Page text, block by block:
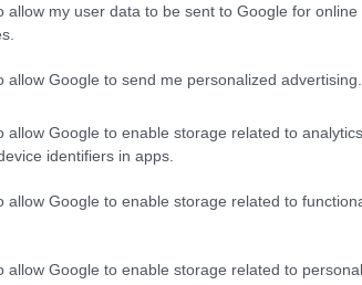
allow my user data to be sent to Google for online
allow Google to send me personalized advertising.
allow Google to enable storage related to
identifiers in apps.
allow Google to enable storage related to
allow Google to enable storage related to
kehittävien harjoitteiden
mikä paljasti
kehon lihas-nivel-
lihaksia. Illalla tein
päivässä, yksi kehittävä ja kaksi
kehonhuolloksi, vaan tarvitsen
unta. Sopivin välein piti